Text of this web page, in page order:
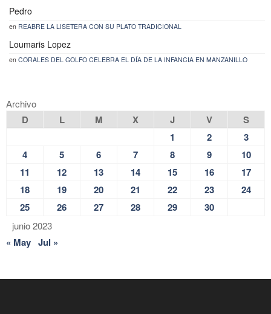
Pedro
en REABRE LA LISETERA CON SU PLATO TRADICIONAL
Loumaris Lopez
en CORALES DEL GOLFO CELEBRA EL DÍA DE LA INFANCIA EN MANZANILLO
Archivo
junio 2023
D L M X J V
S
1
2
3
4
5 6 7 8 9
10
11
12 13 14 15 16
17
18
19 20 21 22 23
24
25
26 27 28 29 30
« May Jul »